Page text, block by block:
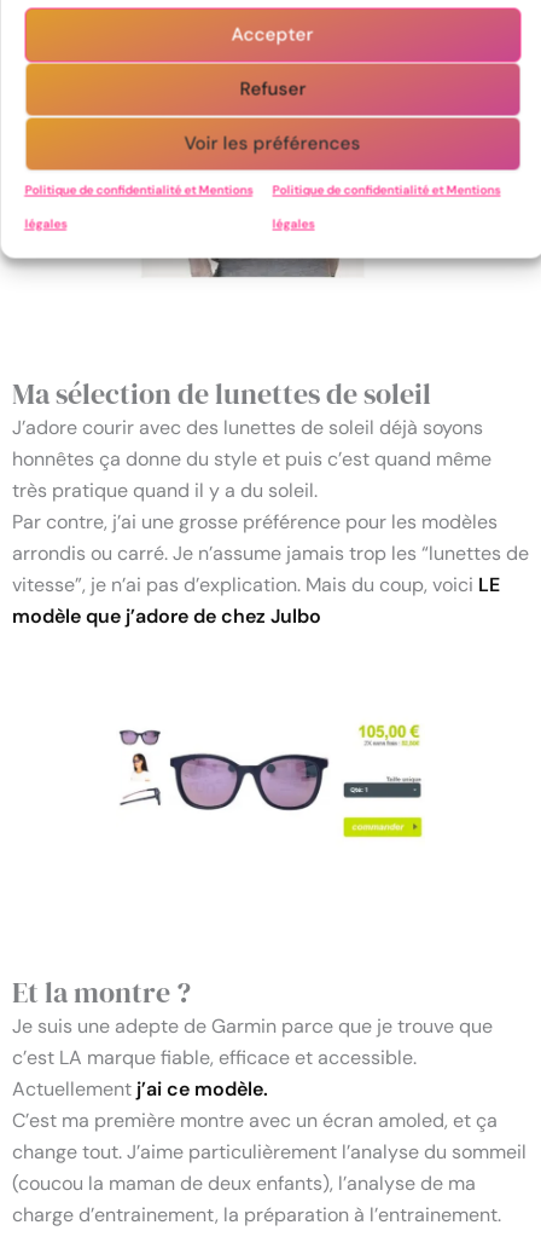
Accepter
Refuser
Voir les préférences
Politique de confidentialité et Mentions
légales
Politique de confidentialité et Mentions
légales
Ma sélection de lunettes de soleil
J’adore courir avec des lunettes de soleil déjà soyons
honnêtes ça donne du style et puis c’est quand même
très pratique quand il y a du soleil.
Par contre, j’ai une grosse préférence pour les modèles
arrondis ou carré. Je n’assume jamais trop les “lunettes de
vitesse”, je n’ai pas d’explication. Mais du coup, voici LE
modèle que j’adore de chez Julbo
Et la montre ?
Je suis une adepte de Garmin parce que je trouve que
c’est LA marque fiable, efficace et accessible.
Actuellement j’ai ce modèle.
C’est ma première montre avec un écran amoled, et ça
change tout. J’aime particulièrement l’analyse du sommeil
(coucou la maman de deux enfants), l’analyse de ma
charge d’entrainement, la préparation à l’entrainement.